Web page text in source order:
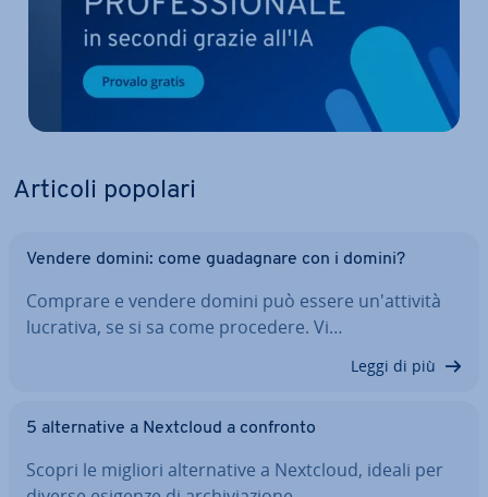
Articoli popolari
Vendere domini: come gua­da­gna­re con i domini?
Comprare e vendere domini può essere un'at­ti­vi­tà
lucrativa, se si sa come procedere. Vi…
Leggi di più
5 al­ter­na­ti­ve a Nextcloud a confronto
Scopri le migliori al­ter­na­ti­ve a Nextcloud, ideali per